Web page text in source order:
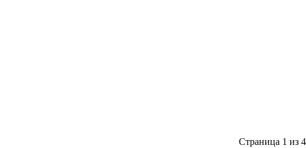
Страница 1 из 4